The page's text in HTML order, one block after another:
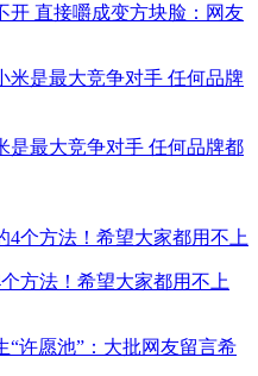
开 直接嚼成变方块脸：网友
是最大竞争对手 任何品牌都
方法！希望大家都用不上